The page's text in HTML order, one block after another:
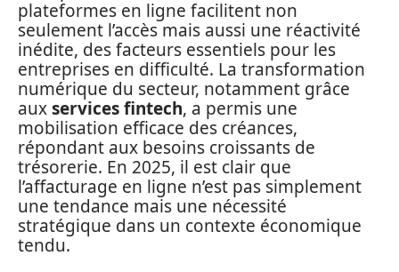
plateformes en ligne facilitent non
seulement l’accès mais aussi une réactivité
inédite, des facteurs essentiels pour les
entreprises en difficulté. La transformation
numérique du secteur, notamment grâce
auxservices fintech, a permis une
mobilisation efficace des créances,
répondant aux besoins croissants de
trésorerie. En 2025, il est clair que
l’affacturage en ligne n’est pas simplement
une tendance mais une nécessité
stratégique dans un contexte économique
tendu.